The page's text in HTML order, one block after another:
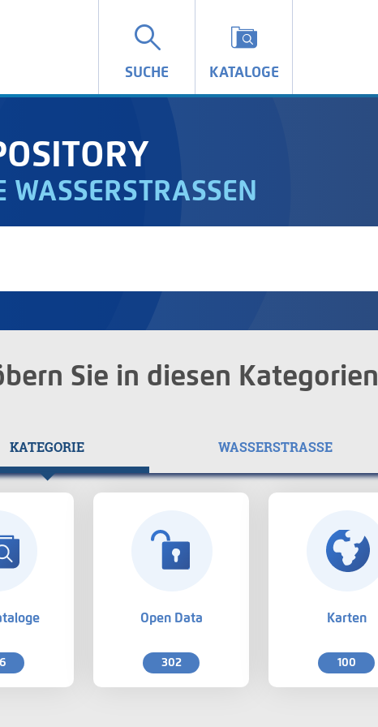
SUCHE KATALOGE
WASSERSTRASSEN
Sie in diesen Kategorien
KATEGORIE WASSERSTRASSE
Open Data
302
Karten
100